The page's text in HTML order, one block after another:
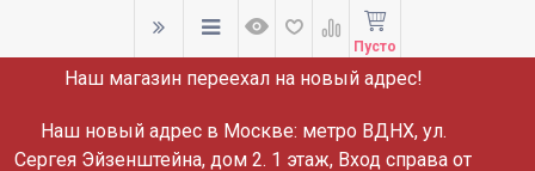
ВНИМАНИЕ!
Наш магазин переехал на новый адрес!
Наш новый адрес в Москве: метро ВДНХ, ул.
Сергея Эйзенштейна, дом 2. 1 этаж, Вход справа от
Пусто